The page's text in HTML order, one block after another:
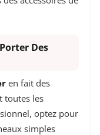
Des
en fait des
toutes les
optez pour
simples